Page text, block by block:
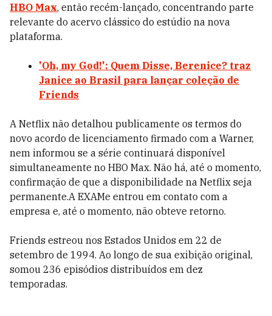
HBO Max, então recém-lançado, concentrando parte
relevante do acervo clássico do estúdio na nova
plataforma.
'Oh, my God!': Quem Disse, Berenice? traz
Janice ao Brasil para lançar coleção de
Friends
A Netflix não detalhou publicamente os termos do
novo acordo de licenciamento firmado com a Warner,
nem informou se a série continuará disponível
simultaneamente no HBO Max. Não há, até o momento,
confirmação de que a disponibilidade na Netflix seja
permanente.A EXAMe entrou em contato com a
empresa e, até o momento, não obteve retorno.
Friends estreou nos Estados Unidos em 22 de
setembro de 1994. Ao longo de sua exibição original,
somou 236 episódios distribuídos em dez
temporadas.